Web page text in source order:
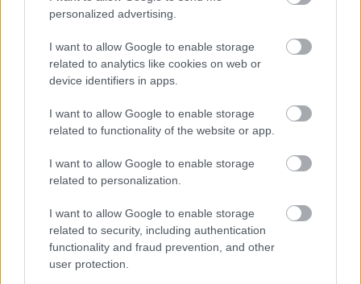
personalized advertising.
I want to allow Google to enable storage
related to analytics like cookies on web or
device identifiers in apps.
I want to allow Google to enable storage
related to functionality of the website or app.
I want to allow Google to enable storage
related to personalization.
I want to allow Google to enable storage
related to security, including authentication
functionality and fraud prevention, and other
user protection.
pui mare accent si pe tipul de decolteu ales.
Intotdeauna sa fii obiectiva si sincera cu felul in
care arati.
Pentru rochia de mireasa, alege tipul de decolteu
potrivit, caci vei fi in centrul atentiei toata ziua
nuntii!
Ce sa faci si ce sa eviti cand iti alegi
rochia de mireasa pentru a doua nunta